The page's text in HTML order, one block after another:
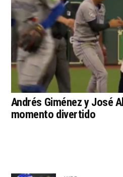
Andrés Giménez y José
momento divertido